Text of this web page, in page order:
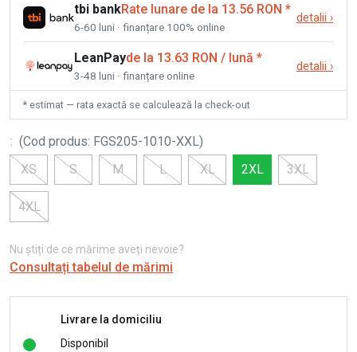
tbi bankRate lunare de la 13.56 RON *
6-60 luni · finanțare 100% online
detalii ›
LeanPayde la 13.63 RON / lună *
3-48 luni · finanțare online
detalii ›
* estimat — rata exactă se calculează la check-out
: (Cod produs: FGS205-1010-XXL)
XS
S M L XL 2XL 3XL
4XL
Nu știți de ce mărime aveți nevoie?
Consultați tabelul de mărimi
Livrare la domiciliu
Disponibil